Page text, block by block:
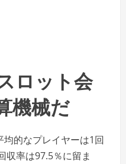
ロット会
機械だ
的なプレイヤーは1回
収率は97.5％に留ま